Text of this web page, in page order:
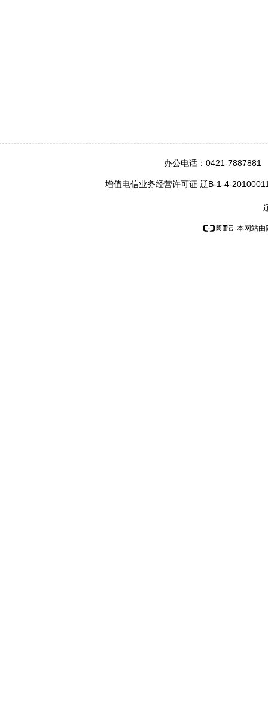
办公电话：0421-
增值电信业务经营许可证 辽B-1-4-
本网站由